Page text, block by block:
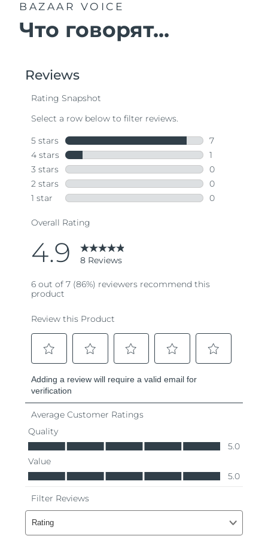
BAZAAR VOICE
Что говорят...